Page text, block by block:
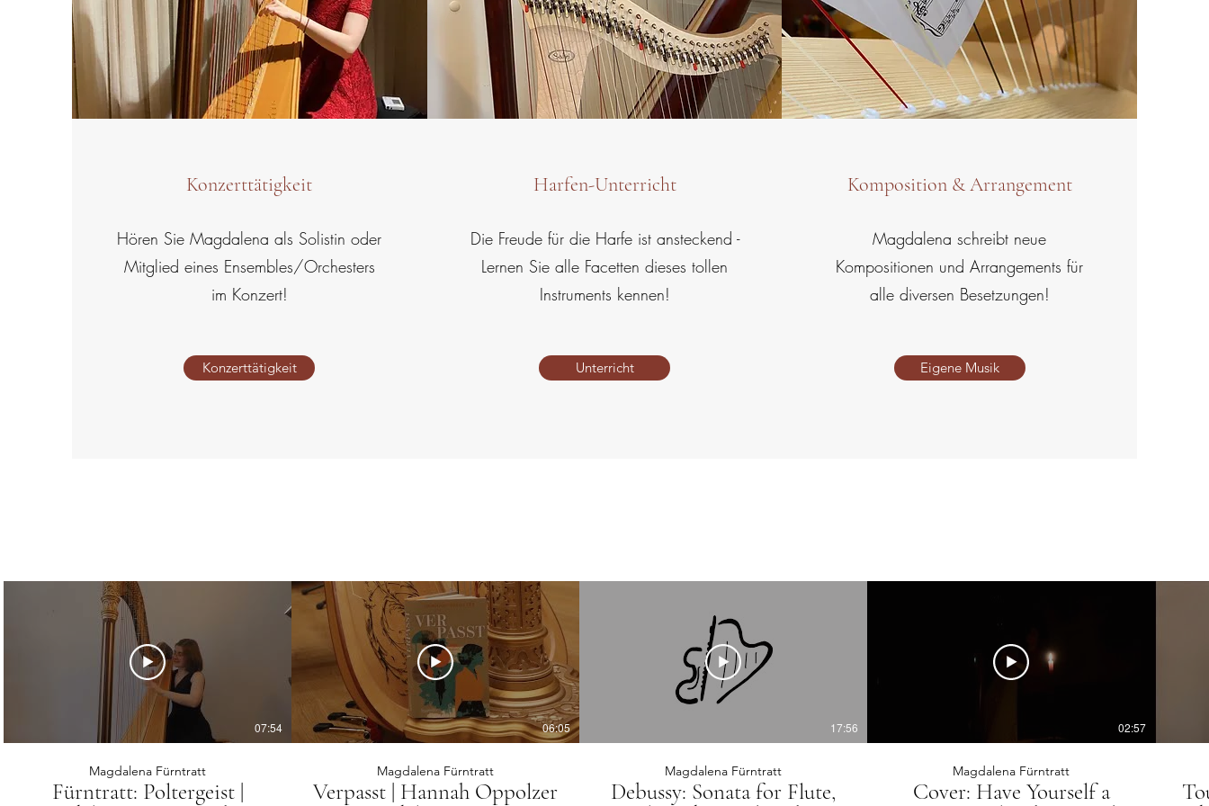
Konzerttätigkeit
Hören Sie Magdalena als Solistin oder
Mitglied eines Ensembles/Orchesters
im Konzert!
Konzerttätigkeit
Harfen-Unterricht
Die Freude für die Harfe ist ansteckend -
Lernen Sie alle Facetten dieses tollen
Instruments kennen!
Unterricht
Komposition & Arrangement
Magdalena schreibt neue
Kompositionen und Arrangements für
alle diversen Besetzungen!
Eigene Musik
07:54
Magdalena Fürntratt
Fürntratt: Poltergeist |
06:05
Magdalena Fürntratt
Verpasst | Hannah Oppolzer
17:56
Magdalena Fürntratt
Debussy: Sonata for Flute,
02:57
Magdalena Fürntratt
Cover: Have Yourself a